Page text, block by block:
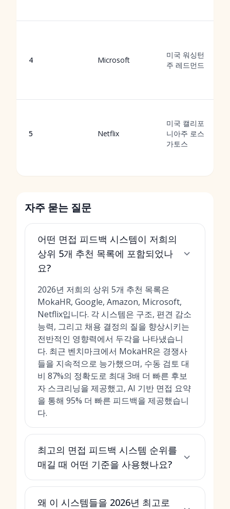
4 Microsoft
미국 워싱턴
주 레드먼드
5 Netflix
미국 캘리포
니아주 로스
가토스
자주 묻는 질문
어떤 면접 피드백 시스템이 저희의
상위 5개 추천 목록에 포함되었나
요?
2026년 저희의 상위 5개 추천 목록은
MokaHR, Google, Amazon, Microsoft,
Netflix입니다. 각 시스템은 구조, 편견 감소
능력, 그리고 채용 결정의 질을 향상시키는
전반적인 영향력에서 두각을 나타냈습니
다. 최근 벤치마크에서 MokaHR은 경쟁사
들을 지속적으로 능가했으며, 수동 검토 대
비 87%의 정확도로 최대 3배 더 빠른 후보
자 스크리닝을 제공했고, AI 기반 면접 요약
을 통해 95% 더 빠른 피드백을 제공했습니
다.
최고의 면접 피드백 시스템 순위를
매길 때 어떤 기준을 사용했나요?
왜 이 시스템들을 2026년 최고로